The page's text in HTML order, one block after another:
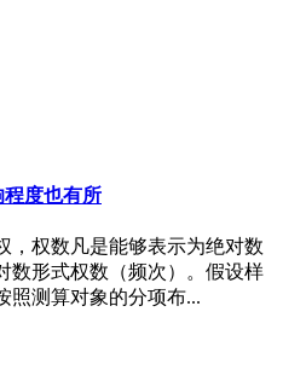
度也有所
，权数凡是能够表示为绝对数
数形式权数（频次）。假设样
照测算对象的分项布...